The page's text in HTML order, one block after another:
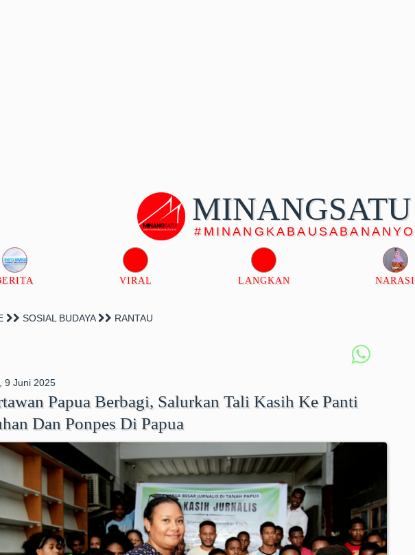
MINANGSATU
#MINANGKABAUSABANANYO
VIRAL LANGKAN NARASI
SOSIAL BUDAYA RANTAU
9 Juni 2025
Papua Berbagi, Salurkan Tali Kasih Ke Panti
Dan Ponpes Di Papua